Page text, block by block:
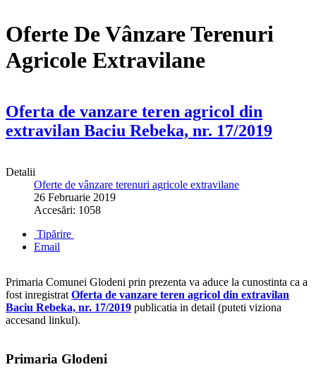
Oferte De Vânzare Terenuri
Agricole Extravilane
Oferta de vanzare teren agricol din
extravilan Baciu Rebeka, nr. 17/2019
Detalii
Oferte de vânzare terenuri agricole extravilane
26 Februarie 2019
Accesări: 1058
Tipărire
Email
Primaria Comunei Glodeni prin prezenta va aduce la cunostinta ca a
fost inregistrat Oferta de vanzare teren agricol din extravilan
Baciu Rebeka, nr. 17/2019 publicatia in detail (puteti viziona
accesand linkul).
Primaria Glodeni